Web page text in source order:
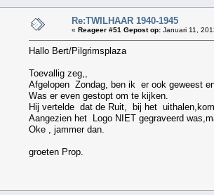
Re:TWILHAAR 1940-1945
« Reageer #51 Gepost op: Januari 11,
Hallo Bert/Pilgrimsplaza
Toevallig zeg,,
Afgelopen Zondag, ben ik er ook geweest
Was er even gestopt om te kijken.
Hij vertelde dat de Ruit, bij het
Aangezien het Logo NIET gegraveerd
Oke , jammer dan.
groeten Prop.